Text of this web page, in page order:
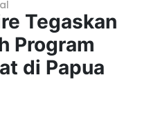
Tegaskan
Program
di Papua